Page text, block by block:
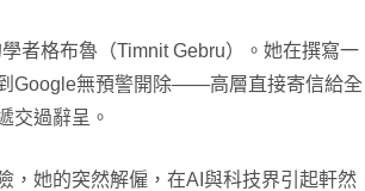
者格布魯（Timnit Gebru）。她在撰寫一
Google無預警開除——高層直接寄信給全
交過辭呈。
，她的突然解僱，在AI與科技界引起軒然